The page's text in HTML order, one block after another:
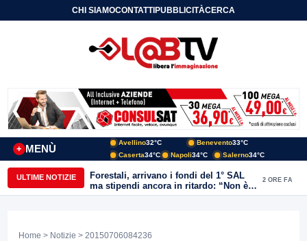
CHI SIAMOCONTATTIPUBBLICITÀCERCA
MENÙ
+
Avellino32°C Benevento33°C
Caserta34°C Napoli34°C Salerno34°C
ULTIME NOTIZIE
Forestali, arrivano i fondi del 1° SAL
ma stipendi ancora in ritardo: “Non è
più sostenibile”
2 ORE FA
Home > Notizie > 20150706084236